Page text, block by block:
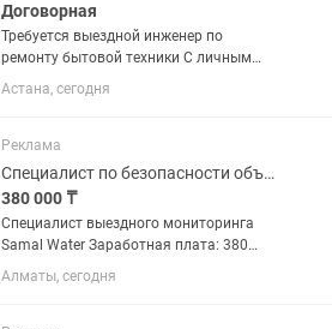
Договорная
Требуется выездной инженер по
ремонту бытовой техники С личным
автомобилем
Астана, сегодня
Реклама
Специалист по безопасности объекта
380 000 ₸
Специалист выездного мониторинга
Samal Water Заработная плата: 380
000–на руки(до вычета налогов) 📍
Адрес: г. Алматы, Турксибский район,
Алматы, сегодня